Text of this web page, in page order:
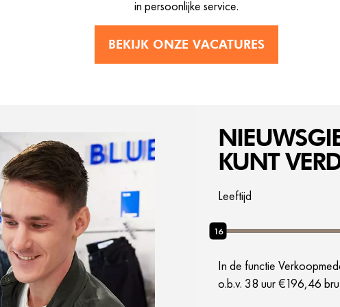
in persoonlijke service.
BEKIJK ONZE VACATURES
KUNT
Leeftijd
16
In de functie
o.b.v. 38 uur €196,46